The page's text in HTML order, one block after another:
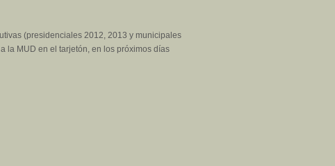
(presidenciales 2012, 2013 y municipales
la MUD en el tarjetón, en los próximos días